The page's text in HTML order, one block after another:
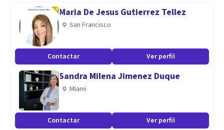
señas de identidad.
Aptitudes
Entre los servicios que ofertamos se encuentran:
 Evaluación psicológica y logopédica.
 Elaboración de informes psicológicos y logopédicos.
 Intervención psicológica, de orientación cognitiva-
conductual, psicopedagógica y logopédica.
Maria De Jesus Gutierrez Tellez
San Francisco
Contactar Ver perfil
Sandra Milena Jimenez Duque
Miami
Contactar Ver perfil